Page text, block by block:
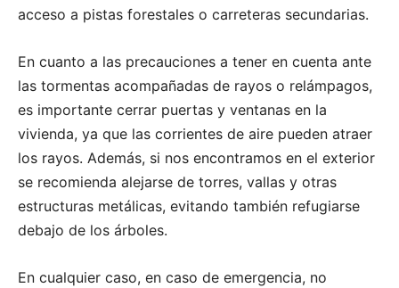
acceso a pistas forestales o carreteras secundarias.
En cuanto a las precauciones a tener en cuenta ante
las tormentas acompañadas de rayos o relámpagos,
es importante cerrar puertas y ventanas en la
vivienda, ya que las corrientes de aire pueden atraer
los rayos. Además, si nos encontramos en el exterior
se recomienda alejarse de torres, vallas y otras
estructuras metálicas, evitando también refugiarse
debajo de los árboles.
En cualquier caso, en caso de emergencia, no